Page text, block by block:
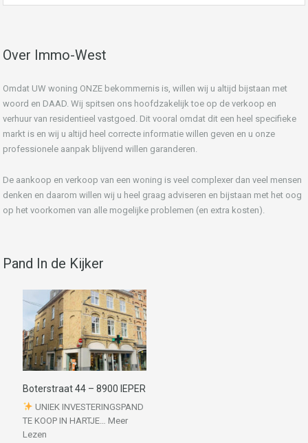
Over Immo-West
Omdat UW woning ONZE bekommernis is, willen wij u altijd bijstaan met
woord en DAAD. Wij spitsen ons hoofdzakelijk toe op de verkoop en
verhuur van residentieel vastgoed. Dit vooral omdat dit een heel specifieke
markt is en wij u altijd heel correcte informatie willen geven en u onze
professionele aanpak blijvend willen garanderen.
De aankoop en verkoop van een woning is veel complexer dan veel mensen
denken en daarom willen wij u heel graag adviseren en bijstaan met het oog
op het voorkomen van alle mogelijke problemen (en extra kosten).
Pand In de Kijker
Boterstraat 44 – 8900 IEPER
UNIEK INVESTERINGSPAND
TE KOOP IN HARTJE… Meer
Lezen